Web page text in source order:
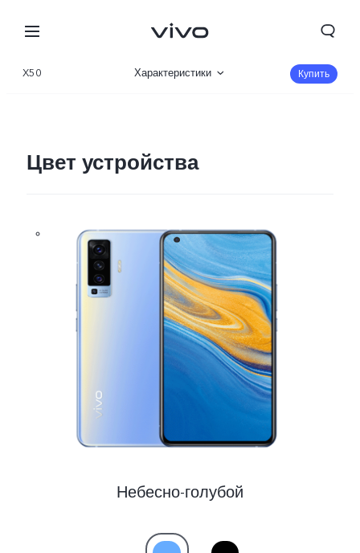
Казахстан | Выберите страну/регион
X50 Характеристики Купить
Цвет устройства
Небесно-голубой